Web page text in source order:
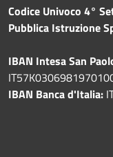
Codice Univoco 4°
Pubblica Istruzione
IBAN Intesa San
IBAN Banca d'Italia: